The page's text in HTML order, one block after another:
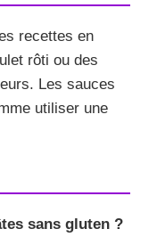
recettes en
rôti ou des
Les sauces
utiliser une
sans gluten ?